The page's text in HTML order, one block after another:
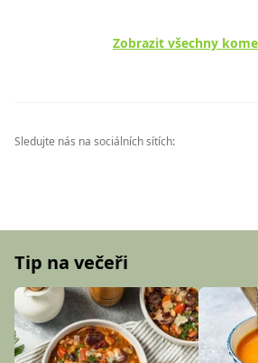
Zobrazit všechny
Sledujte nás na sociálních sítích:
Tip na večeři